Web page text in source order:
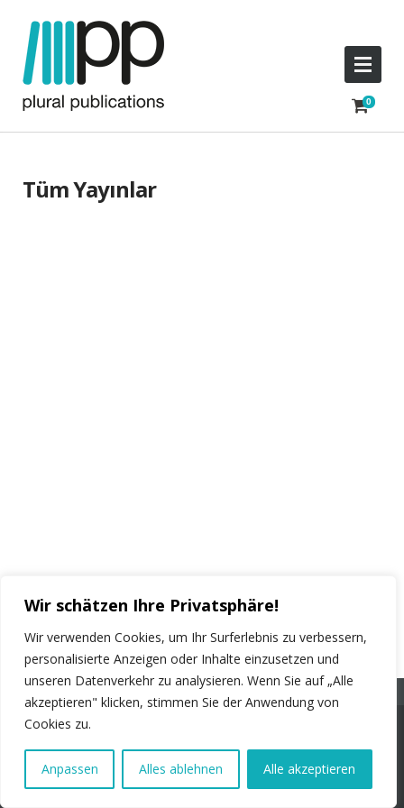
Wir schätzen Ihre Privatsphäre!
Wir verwenden Cookies, um Ihr Surferlebnis zu verbessern,
personalisierte Anzeigen oder Inhalte einzusetzen und
unseren Datenverkehr zu analysieren. Wenn Sie auf „Alle
akzeptieren" klicken, stimmen Sie der Anwendung von
Cookies zu.
Anpassen Alles ablehnen Alle akzeptieren
Tüm Yayınlar
vorbehalten.
İş İlanları
Feragatname Künye İletişim